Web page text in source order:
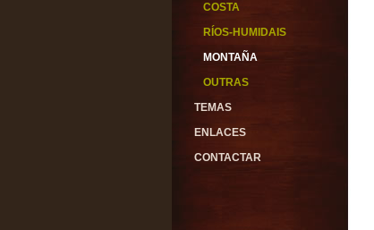
COSTA
RÍOS-HUMIDAIS
MONTAÑA
OUTRAS
TEMAS
ENLACES
CONTACTAR